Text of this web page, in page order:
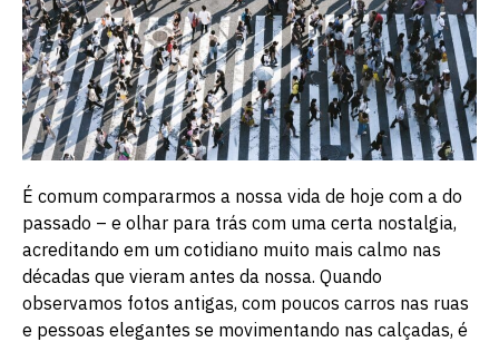
É comum compararmos a nossa vida de hoje com a do
passado – e olhar para trás com uma certa nostalgia,
acreditando em um cotidiano muito mais calmo nas
décadas que vieram antes da nossa. Quando
observamos fotos antigas, com poucos carros nas ruas
e pessoas elegantes se movimentando nas calçadas, é